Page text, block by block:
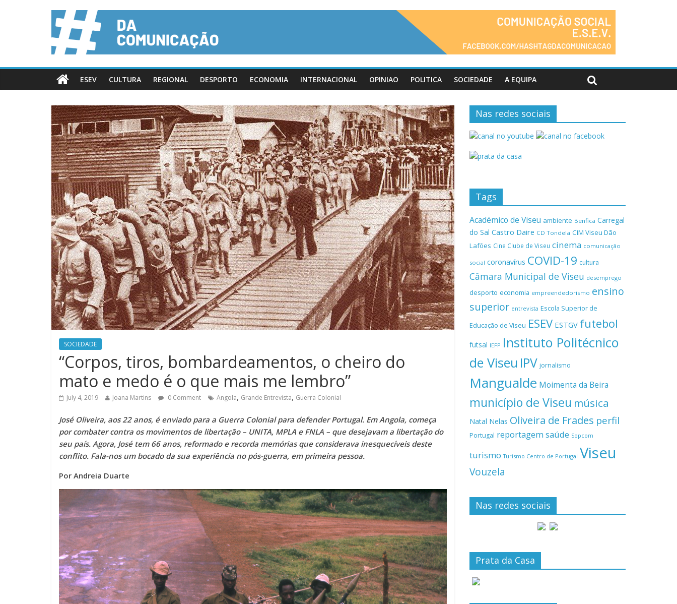
ESEV CULTURA REGIONAL DESPORTO ECONOMIA INTERNACIONAL OPINIAO POLITICA SOCIEDADE A EQUIPA
SOCIEDADE
“Corpos, tiros, bombardeamentos, o cheiro do
mato e medo é o que mais me lembro”
July 4, 2019 Joana Martins 0 Comment Angola, Grande Entrevista, Guerra Colonial
José Oliveira, aos 22 anos, é enviado para a Guerra Colonial para defender Portugal. Em Angola, começa
por combater contra os movimentos de libertação – UNITA, MPLA e FNLA – que desejavam a libertação do
seu país. Agora, José tem 66 anos, reformado e recorda memórias que considerava inesquecíveis deste
conflito. Fala-nos um bocado da sua experiência no pós-guerra, em primeira pessoa.
Por Andreia Duarte
Nas redes sociais
Tags
Académico de Viseu ambiente Benfica Carregal
do Sal Castro Daire CD Tondela CIM Viseu Dão
Lafões Cine Clube de Viseu cinema comunicação
social coronavírus COVID-19 cultura
Câmara Municipal de Viseu desemprego
desporto economia empreendedorismo ensino
superior entrevista Escola Superior de
Educação de Viseu ESEV ESTGV futebol
futsal IEFP Instituto Politécnico
de Viseu IPV jornalismo
Mangualde Moimenta da Beira
município de Viseu música
Natal Nelas Oliveira de Frades perfil
Portugal reportagemsaúde Sopcom
turismo Turismo Centro de Portugal Viseu
Vouzela
Nas redes sociais
Prata da Casa